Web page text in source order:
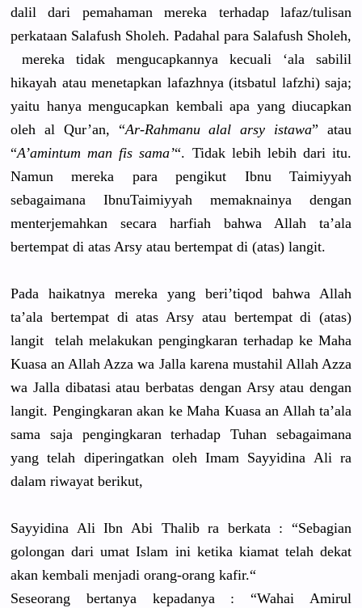
dalil dari pemahaman mereka terhadap lafaz/tulisan
perkataan Salafush Sholeh. Padahal para Salafush Sholeh,
mereka tidak mengucapkannya kecuali ‘ala sabilil
hikayah atau menetapkan lafazhnya (itsbatul lafzhi) saja;
yaitu hanya mengucapkan kembali apa yang diucapkan
oleh al Qur’an, “Ar-Rahmanualal arsy istawa” atau
“A’amintum man fis sama’“. Tidak lebih lebih dari itu.
Namun mereka para pengikut Ibnu Taimiyyah
sebagaimana IbnuTaimiyyah memaknainya dengan
menterjemahkan secara harfiah bahwa Allah ta’ala
bertempat di atas Arsy atau bertempat di (atas) langit.
Pada haikatnya mereka yang beri’tiqod bahwa Allah
ta’ala bertempat di atas Arsy atau bertempat di (atas)
langit telah melakukan pengingkaran terhadap ke Maha
Kuasa an Allah Azza wa Jalla karena mustahil Allah Azza
wa Jalla dibatasi atau berbatas dengan Arsy atau dengan
langit. Pengingkaran akan ke Maha Kuasa an Allah ta’ala
sama saja pengingkaran terhadap Tuhan sebagaimana
yang telah diperingatkan oleh Imam Sayyidina Ali ra
dalam riwayat berikut,
Sayyidina Ali Ibn Abi Thalib ra berkata : “Sebagian
golongan dari umat Islam ini ketika kiamat telah dekat
akan kembali menjadi orang-orang kafir.“
Seseorang bertanya kepadanya : “Wahai Amirul